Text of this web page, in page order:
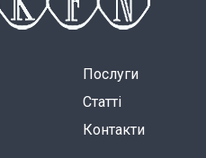
Послуги
Статті
Контакти